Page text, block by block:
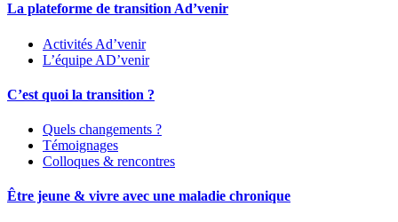
La plateforme de transition Ad’venir
Activités Ad’venir
L’équipe AD’venir
C’est quoi la transition ?
Quels changements ?
Témoignages
Colloques & rencontres
Être jeune & vivre avec une maladie chronique